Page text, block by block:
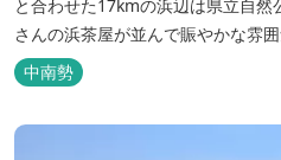
と合わせた17kmの浜辺は県立自然
さんの浜茶屋が並んで賑やかな雰
も行なわれ、アクティブな夏を過ご
場の海水浴以外に、4月頃から浜開
スタートします。潮干狩りは8月
中南勢